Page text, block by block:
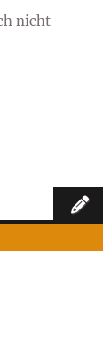
nicht